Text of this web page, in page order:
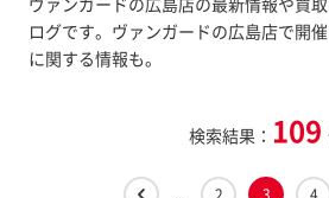
ログです。ヴァンガードの広島店で開
に関する情報も。
検索結果： 109